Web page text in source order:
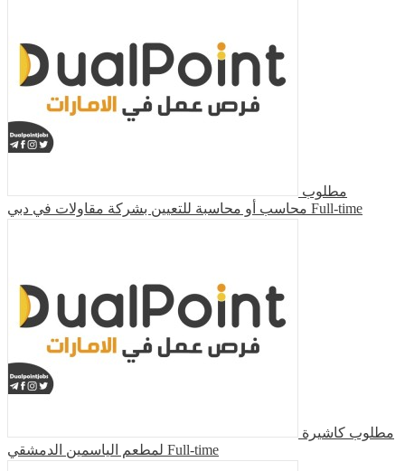
مطلوب
محاسب أو محاسبة للتعيين بشركة مقاولات في دبي Full-time
مطلوب كاشيرة
لمطعم الياسمين الدمشقي Full-time